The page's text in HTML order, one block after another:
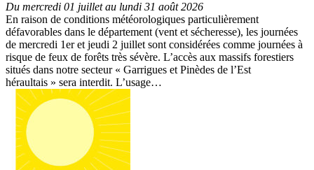
Du mercredi 01 juillet au lundi 31 août 2026
En raison de conditions météorologiques particulièrement
défavorables dans le département (vent et sécheresse), les journées
de mercredi 1er et jeudi 2 juillet sont considérées comme journées à
risque de feux de forêts très sévère. L’accès aux massifs forestiers
situés dans notre secteur « Garrigues et Pinèdes de l’Est
héraultais » sera interdit. L’usage…